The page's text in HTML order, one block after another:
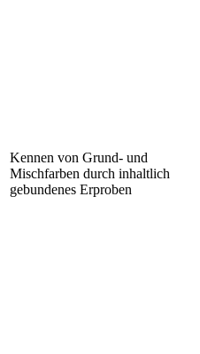
Kennen von Grund- und
Mischfarben durch inhaltlich
gebundenes Erproben